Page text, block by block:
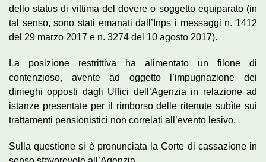
dello status di vittima del dovere o soggetto equiparato (in
tal senso, sono stati emanati dall’Inps i messaggi n. 1412
del 29 marzo 2017 e n. 3274 del 10 agosto 2017).
La posizione restrittiva ha alimentato un filone di
contenzioso, avente ad oggetto l’impugnazione dei
dinieghi opposti dagli Uffici dell’Agenzia in relazione ad
istanze presentate per il rimborso delle ritenute subìte sui
trattamenti pensionistici non correlati all’evento lesivo.
Sulla questione si è pronunciata la Corte di cassazione in